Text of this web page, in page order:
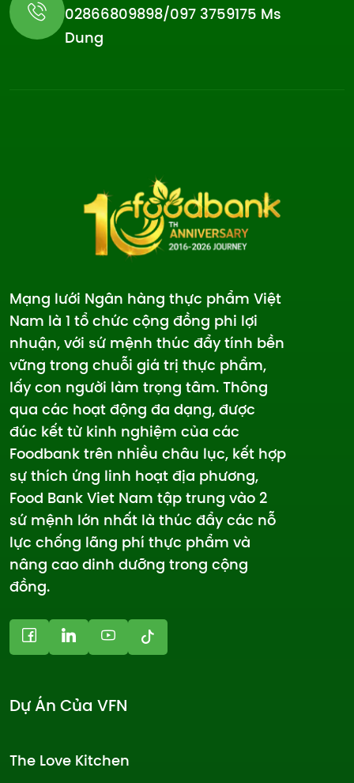
02866809898/097 3759175 Ms
Dung
Mạng lưới Ngân hàng thực phẩm Việt
Nam là 1 tổ chức cộng đồng phi lợi
nhuận, với sứ mệnh thúc đẩy tính bền
vững trong chuỗi giá trị thực phẩm,
lấy con người làm trọng tâm. Thông
qua các hoạt động đa dạng, được
đúc kết từ kinh nghiệm của các
Foodbank trên nhiều châu lục, kết hợp
sự thích ứng linh hoạt địa phương,
Food Bank Viet Nam tập trung vào 2
sứ mệnh lớn nhất là thúc đẩy các nỗ
lực chống lãng phí thực phẩm và
nâng cao dinh dưỡng trong cộng
đồng.
Dự Án Của VFN
The Love Kitchen